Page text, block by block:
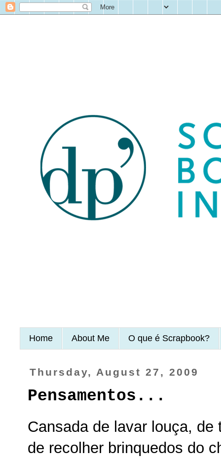
Home About Me O que é Scrapbook?
Thursday, August 27, 2009
Pensamentos...
Cansada de lavar louça,
de recolher brinquedos do